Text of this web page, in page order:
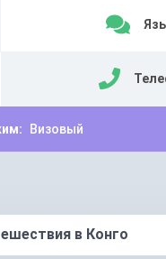
Визовый
в Конго